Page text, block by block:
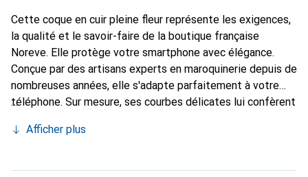
Cette coque en cuir pleine fleur représente les exigences,
la qualité et le savoir-faire de la boutique française
Noreve. Elle protège votre smartphone avec élégance.
Conçue par des artisans experts en maroquinerie depuis de
nombreuses années, elle s'adapte parfaitement à votre
téléphone. Sur mesure, ses courbes délicates lui confèrent
et indispensable pour votre smartphone. Reconnaître
marque Noreve est un choix sûr pour une clientèle
Afficher plus